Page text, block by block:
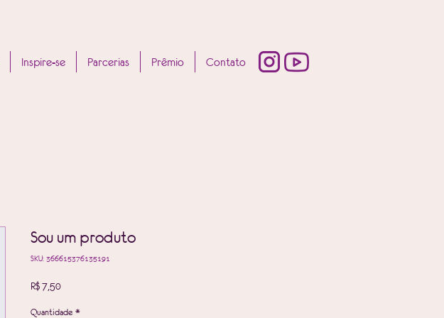
Inspire-se Parcerias Prêmio Contato
Sou um produto
SKU: 366615376135191
R$ 7,50Preço
Quantidade *